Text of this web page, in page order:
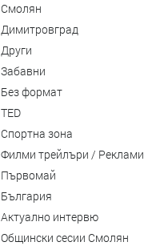
Смолян
Димитровград
Други
Забавни
Без формат
TED
Спортна зона
Филми трейлъри / Реклами
Първомай
България
Актуално интервю
Общински сесии Смолян